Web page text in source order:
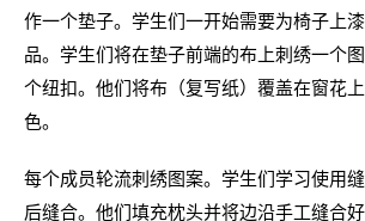
作一个垫子。学生们一开始需要为椅子上
品。学生们将在垫子前端的布上刺绣一个
个纽扣。他们将布（复写纸）覆盖在窗花
色。
每个成员轮流刺绣图案。学生们学习使用
后缝合。他们填充枕头并将边沿手工缝合好